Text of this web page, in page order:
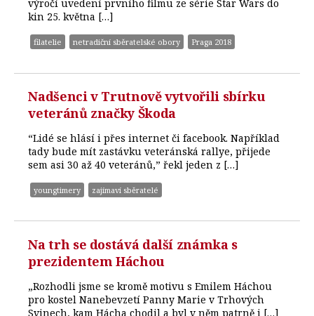
výročí uvedení prvního filmu ze série Star Wars do
kin 25. května […]
filatelie netradiční sběratelské obory Praga 2018
Nadšenci v Trutnově vytvořili sbírku
veteránů značky Škoda
“Lidé se hlásí i přes internet či facebook. Například
tady bude mít zastávku veteránská rallye, přijede
sem asi 30 až 40 veteránů,” řekl jeden z […]
youngtimery zajímaví sběratelé
Na trh se dostává další známka s
prezidentem Háchou
„Rozhodli jsme se kromě motivu s Emilem Háchou
pro kostel Nanebevzetí Panny Marie v Trhových
Svinech, kam Hácha chodil a byl v něm patrně i […]